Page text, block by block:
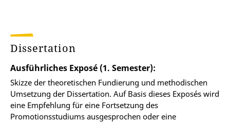
Dissertation
Ausführliches Exposé (1. Semester):
Skizze der theoretischen Fundierung und methodischen
Umsetzung der Dissertation. Auf Basis dieses Exposés wird
eine Empfehlung für eine Fortsetzung des
Promotionsstudiums ausgesprochen oder eine